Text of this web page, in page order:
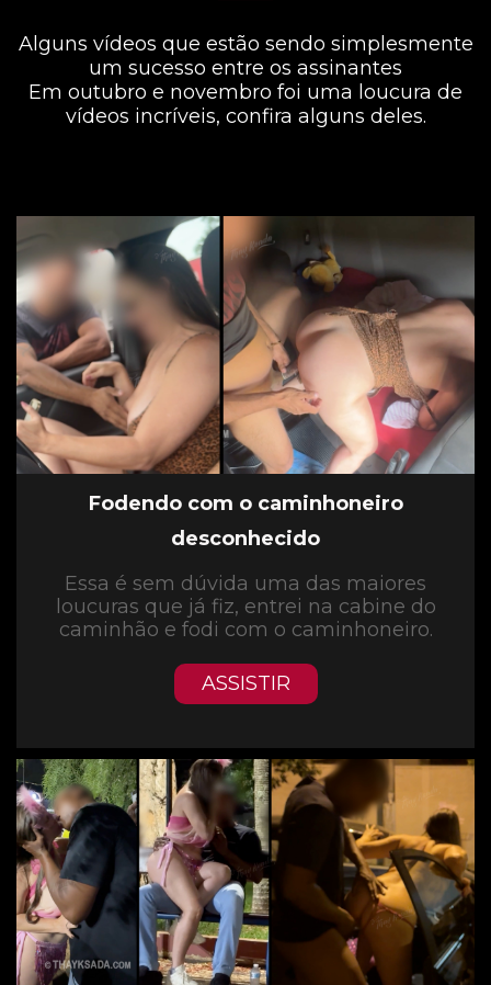
Alguns vídeos que estão sendo simplesmente
um sucesso entre os assinantes
Em outubro e novembro foi uma loucura de
vídeos incríveis, confira alguns deles.
Fodendo com o caminhoneiro
desconhecido
Essa é sem dúvida uma das maiores
loucuras que já fiz, entrei na cabine do
caminhão e fodi com o caminhoneiro.
ASSISTIR